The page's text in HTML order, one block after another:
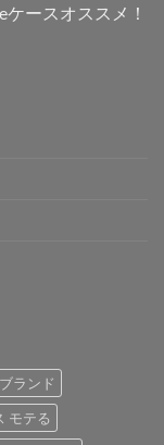
ースオススメ！
ランド
モテる